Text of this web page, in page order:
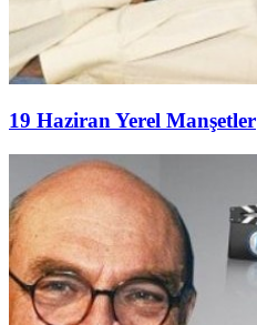
19 Haziran Yerel Manşetler